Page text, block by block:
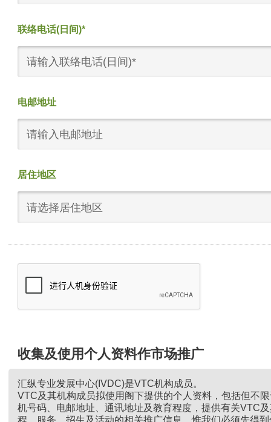
联络电话(日间)*
电邮地址
居住地区
请选择居住地区
收集及使用个人资料作市场推广
汇纵专业发展中心(IVDC)是VTC机构成员。
VTC及其机构成员拟使用阁下提供的个人资料，包括但不
机号码、电邮地址、通讯地址及教育程度，提供有关VTC
程、服务、招生及活动的相关推广信息。惟我们必须先得